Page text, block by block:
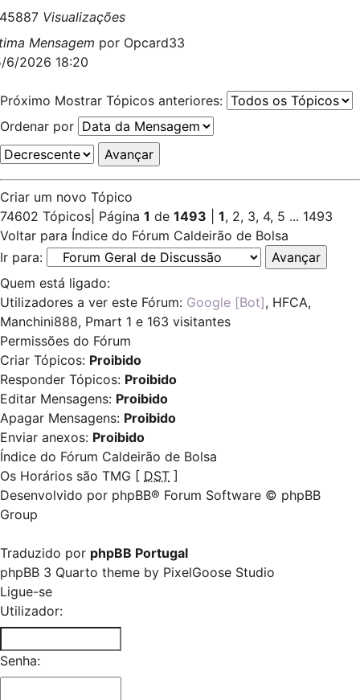
Visualizações
Mensagem por Opcard33
6/2026 18:20
Próximo Mostrar Tópicos anteriores:
Ordenar por
Criar um novo Tópico
74602 Tópicos Página 1 de 1493 1, 2, 3, 4, 5 ... 1493
Voltar para Índice do Fórum Caldeirão de Bolsa
Ir para:
Quem está ligado:
Utilizadores a ver este Fórum: Google [Bot], HFCA,
Manchini888, Pmart 1 e 163 visitantes
Permissões do Fórum
Criar Tópicos: Proibido
Responder Tópicos: Proibido
Editar Mensagens: Proibido
Apagar Mensagens: Proibido
Enviar anexos: Proibido
Índice do Fórum Caldeirão de Bolsa
Os Horários são TMG [ DST ]
Desenvolvido por phpBB® Forum Software © phpBB
Group
Traduzido por phpBB Portugal
phpBB 3 Quarto theme by PixelGoose Studio
Ligue-se
Utilizador:
Senha: